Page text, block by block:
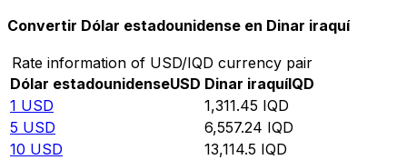
Convertir Dólar estadounidense en Dinar iraquí
Rate information of USD/IQD currency pair
Dólar estadounidenseUSD Dinar iraquíIQD
1 USD 1,311.45 IQD
5 USD 6,557.24 IQD
10 USD 13,114.5 IQD